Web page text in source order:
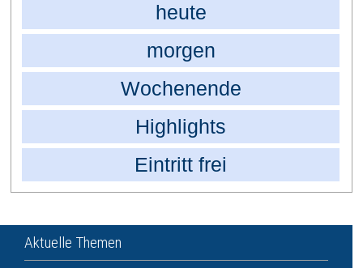
heute
morgen
Wochenende
Highlights
Eintritt frei
Aktuelle Themen